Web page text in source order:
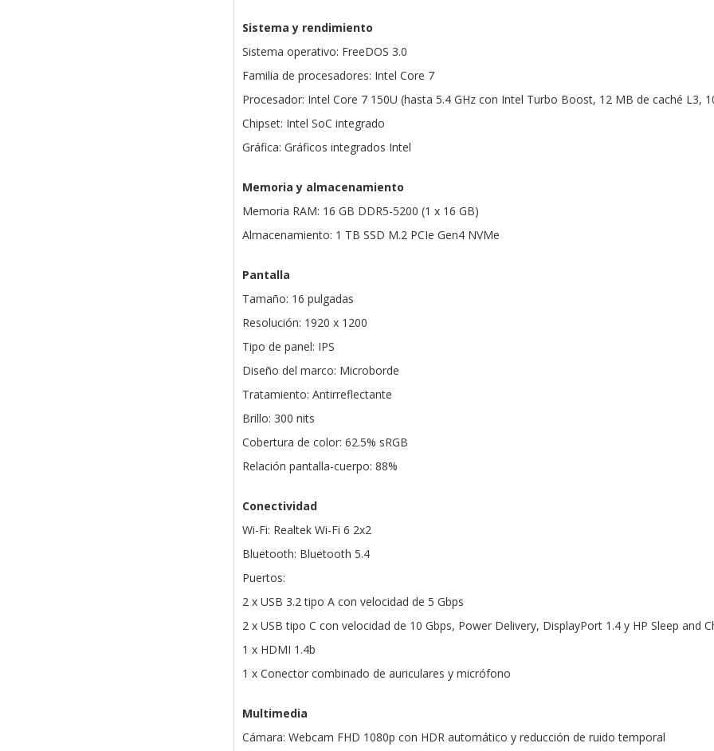
Sistema y rendimiento
Sistema operativo: FreeDOS 3.0
Familia de procesadores: Intel Core 7
Procesador: Intel Core 7 150U (hasta 5.4 GHz con Intel Turbo Boost, 12 MB de caché L3,
Chipset: Intel SoC integrado
Gráfica: Gráficos integrados Intel
Memoria y almacenamiento
Memoria RAM: 16 GB DDR5-5200 (1 x 16 GB)
Almacenamiento: 1 TB SSD M.2 PCIe Gen4 NVMe
Pantalla
Tamaño: 16 pulgadas
Resolución: 1920 x 1200
Tipo de panel: IPS
Diseño del marco: Microborde
Tratamiento: Antirreflectante
Brillo: 300 nits
Cobertura de color: 62.5% sRGB
Relación pantalla-cuerpo: 88%
Conectividad
Wi-Fi: Realtek Wi-Fi 6 2x2
Bluetooth: Bluetooth 5.4
Puertos:
2 x USB 3.2 tipo A con velocidad de 5 Gbps
2 x USB tipo C con velocidad de 10 Gbps, Power Delivery, DisplayPort 1.4 y HP Sleep and
1 x HDMI 1.4b
1 x Conector combinado de auriculares y micrófono
Multimedia
Cámara: Webcam FHD 1080p con HDR automático y reducción de ruido temporal